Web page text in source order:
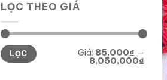
LỌC THEO GIÁ
Giá
tối
thiểu
Giá
tối
đa
LỌC Giá: 85,000₫ —
8,050,000₫